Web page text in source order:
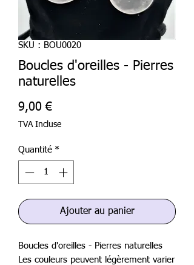
SKU : BOU0020
Boucles d'oreilles - Pierres
naturelles
9,00 €Prix
TVA Incluse
Quantité *
Ajouter au panier
Boucles d'oreilles - Pierres naturelles
Les couleurs peuvent légèrement varier